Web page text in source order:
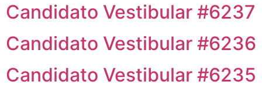
Candidato Vestibular #6237
Candidato Vestibular #6236
Candidato Vestibular #6235